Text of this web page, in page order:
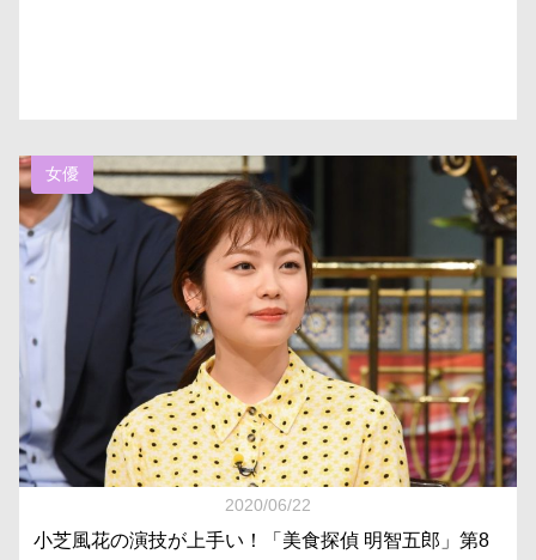
女優
2020/06/22
小芝風花の演技が上手い！「美食探偵 明智五郎」第8